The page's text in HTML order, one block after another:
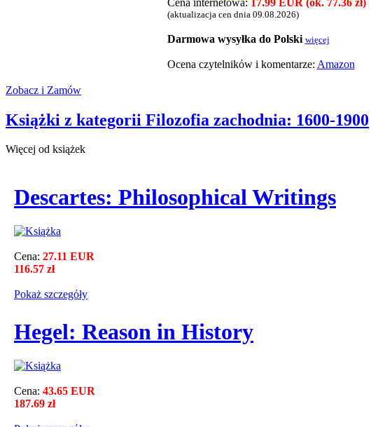
(aktualizacja cen dnia 09.08.2026)
Darmowa wysyłka do Polski więcej
Ocena czytelnikόw i komentarze: Amazon
Zobacz i Zamów
Książki z kategorii Filozofia zachodnia: 1600-1900
Więcej od książek
Descartes: Philosophical Writings
Cena: 27.11 EUR
116.57 zł
Pokaż szczegόły
Hegel: Reason in History
Cena: 43.65 EUR
187.69 zł